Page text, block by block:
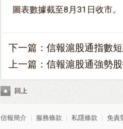
圖表數據截至8月31日收市。
下一篇： 信報滬股通指數
上一篇： 信報滬股通強勢
回上
信報簡介 服務條款 私隱條款 免責